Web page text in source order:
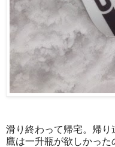
滑り終わって帰宅。帰り
鷹は一升瓶が欲しかっ